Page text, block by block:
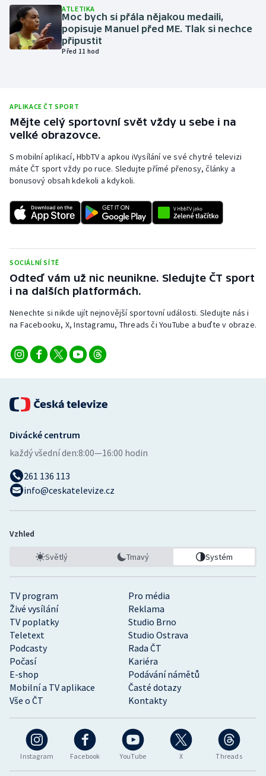
Parasport
Plavání
Ragby
Rychlobruslení
Rychlostní kanoistika
Sportovní střelba
Stolní tenis
Triatlon
Veslování
Volejbal
ATLETIKA
Moc bych si přála nějakou medaili,
popisuje Manuel před ME. Tlak si nechce
připustit
Před 11 hod
APLIKACE ČT SPORT
Mějte celý sportovní svět vždy u sebe i na
velké obrazovce.
S mobilní aplikací, HbbTV a apkou iVysílání ve své chytré televizi
máte ČT sport vždy po ruce. Sledujte přímé přenosy, články a
bonusový obsah kdekoli a kdykoli.
SOCIÁLNÍ SÍTĚ
Odteď vám už nic neunikne. Sledujte ČT sport
i na dalších platformách.
Nenechte si nikde ujít nejnovější sportovní události. Sledujte nás i
na Facebooku, X, Instagramu, Threads či YouTube a buďte v obraze.
Instagram Facebook YouTube X Threads
TV program
Pro média
Živé vysílání
Reklama
TV poplatky
Studio Brno
Teletext
Studio Ostrava
Podcasty
Rada ČT
Počasí
Kariéra
E-shop
Podávání námětů
Mobilní a TV aplikace
Časté dotazy
Vše o ČT
Kontakty
Divácké centrum
každý všední den:8:00—16:00 hodin
261 136 113
info@ceskatelevize.cz
Vzhled
Světlý Tmavý Systém